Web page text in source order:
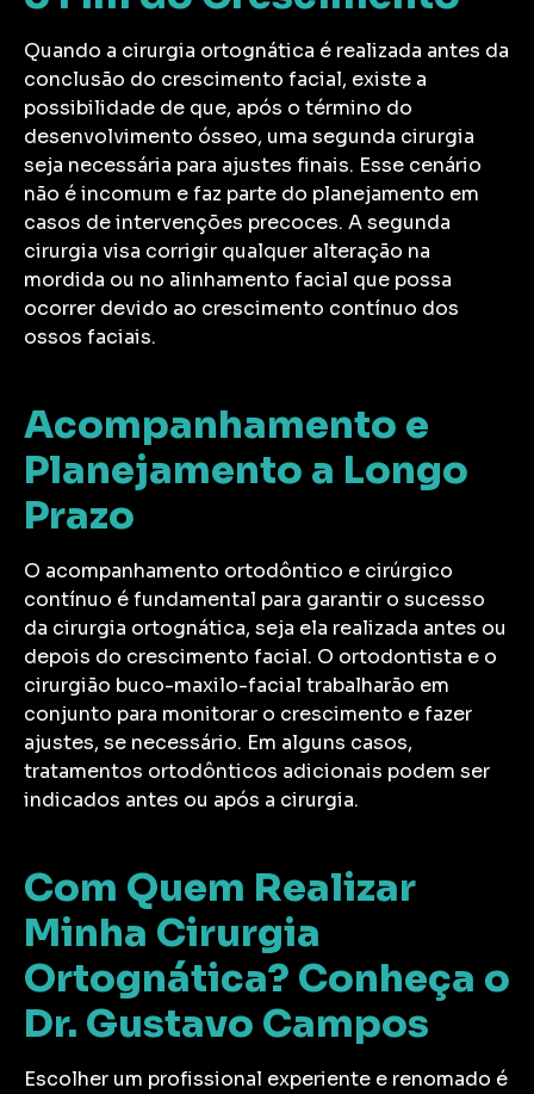
Quando a cirurgia ortognática é realizada antes da
conclusão do crescimento facial, existe a
possibilidade de que, após o término do
desenvolvimento ósseo, uma segunda cirurgia
seja necessária para ajustes finais. Esse cenário
não é incomum e faz parte do planejamento em
casos de intervenções precoces. A segunda
cirurgia visa corrigir qualquer alteração na
mordida ou no alinhamento facial que possa
ocorrer devido ao crescimento contínuo dos
ossos faciais.
Acompanhamento e
Planejamento a Longo
Prazo
O acompanhamento ortodôntico e cirúrgico
contínuo é fundamental para garantir o sucesso
da cirurgia ortognática, seja ela realizada antes ou
depois do crescimento facial. O ortodontista e o
cirurgião buco-maxilo-facial trabalharão em
conjunto para monitorar o crescimento e fazer
ajustes, se necessário. Em alguns casos,
tratamentos ortodônticos adicionais podem ser
indicados antes ou após a cirurgia.
Com Quem Realizar
Minha Cirurgia
Ortognática? Conheça o
Dr. Gustavo Campos
Escolher um profissional experiente e renomado é